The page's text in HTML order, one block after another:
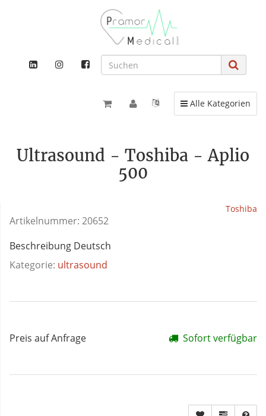
Toggle navigation
Alle Kategorien
Ultrasound - Toshiba - Aplio
500
Toshiba
Artikelnummer: 20652
Beschreibung Deutsch
Kategorie: ultrasound
Preis auf Anfrage Sofort verfügbar